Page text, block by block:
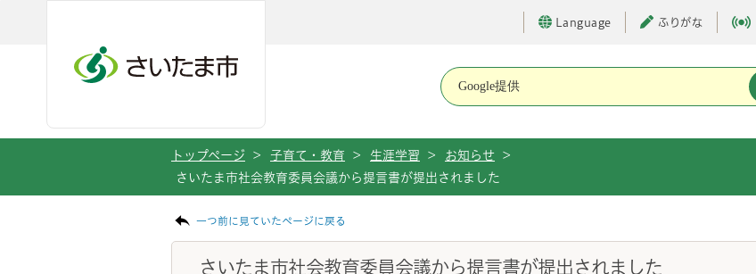
Language ふりがな
トップページ > 子育て・教育 > 生涯学習 > お知らせ
>
さいたま市社会教育委員会議から提言書が提出されました
一つ前に見ていたページに戻る
さいたま市社会教育委員会議から提言書が提出されました